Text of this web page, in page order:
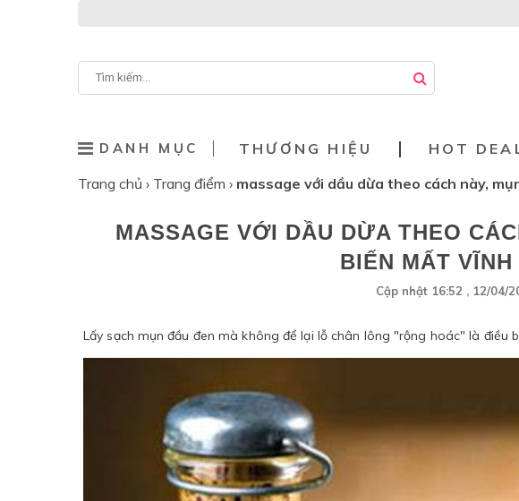
DANH MỤC THƯƠNG HIỆU HOT
Trang chủ › Trang điểm › massage với dầu dừa theo cách này,
MASSAGE VỚI DẦU DỪA THEO
BIẾN MẤT VĨNH
Cập nhật 16:52 , 12/04/
Lấy sạch mụn đầu đen mà không để lại lỗ chân lông "rộng hoác" là điều